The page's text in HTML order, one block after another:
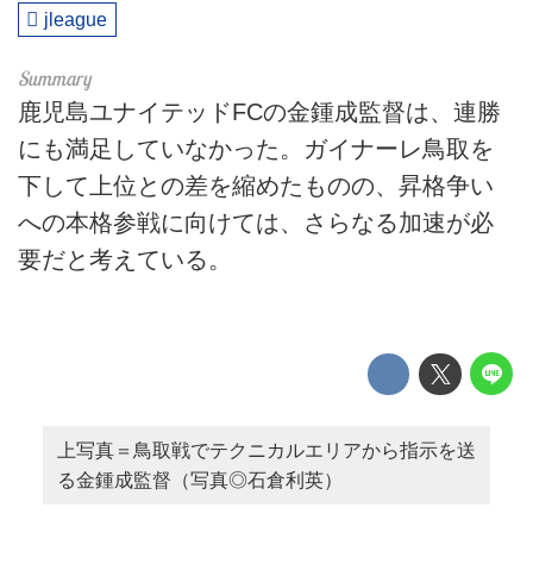
jleague
鹿児島ユナイテッドFCの金鍾成監督は、連勝
にも満足していなかった。ガイナーレ鳥取を
下して上位との差を縮めたものの、昇格争い
への本格参戦に向けては、さらなる加速が必
要だと考えている。
上写真＝鳥取戦でテクニカルエリアから指示を送
る金鍾成監督（写真◎石倉利英）